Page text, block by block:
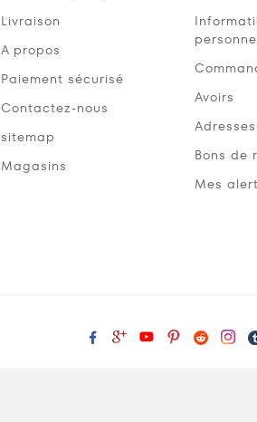
Livraison
A propos
Paiement sécurisé
Contactez-nous
sitemap
Magasins
Avoirs
Adresses
Bons de
Mes